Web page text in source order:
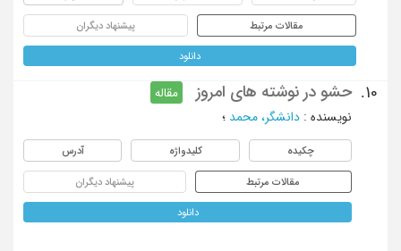
مقالات مرتبط پیشنهاد دیگران
دانلود
10. حشو در نوشته های امروز
مقاله
نویسنده : دانشگر، محمد ؛
چکیده کلیدواژه آدرس
مقالات مرتبط پیشنهاد دیگران
دانلود